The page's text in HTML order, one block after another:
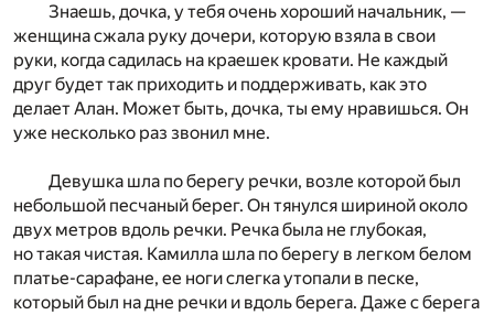
Знаешь, дочка, у тебя очень хороший начальник, —
женщина сжала руку дочери, которую взяла в свои
руки, когда садилась на краешек кровати. Не каждый
друг будет так приходить и поддерживать, как это
делает Алан. Может быть, дочка, ты ему нравишься. Он
уже несколько раз звонил мне.
Девушка шла по берегу речки, возле которой был
небольшой песчаный берег. Он тянулся шириной около
двух метров вдоль речки. Речка была не глубокая,
но такая чистая. Камилла шла по берегу в легком белом
платье-сарафане, ее ноги слегка утопали в песке,
который был на дне речки и вдоль берега. Даже с берега